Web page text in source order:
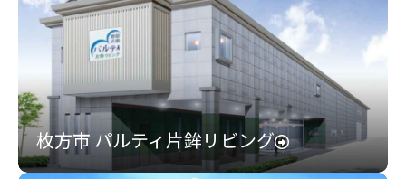
枚方市 パルティ片鉾リビング